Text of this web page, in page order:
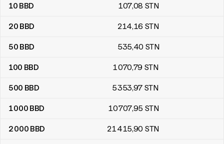
10 BBD 107,08 STN
20 BBD 214,16 STN
50 BBD 535,40 STN
100 BBD 1 070,79 STN
500 BBD 5 353,97 STN
1 000 BBD 10 707,95 STN
2 000 BBD 21 415,90 STN